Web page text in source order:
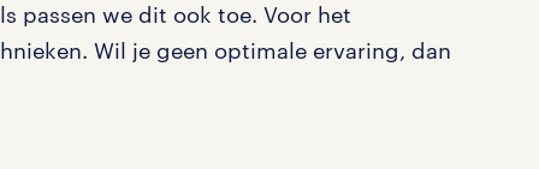
passen we dit ook toe. Voor het
Wil je geen optimale ervaring, dan